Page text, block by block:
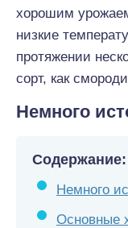
хорошим
низкие
протяжении
сорт, как
Немного
Содержание:
Немного
Основные